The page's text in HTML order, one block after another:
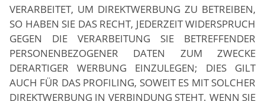
VERARBEITET, UM DIREKTWERBUNG ZU BETREIBEN,
SO HABEN SIE DAS RECHT, JEDERZEIT WIDERSPRUCH
GEGEN DIE VERARBEITUNG SIE BETREFFENDER
PERSONENBEZOGENER DATEN ZUM ZWECKE
DERARTIGER WERBUNG EINZULEGEN; DIES GILT
AUCH FÜR DAS PROFILING, SOWEIT ES MIT SOLCHER
DIREKTWERBUNG IN VERBINDUNG STEHT. WENN SIE